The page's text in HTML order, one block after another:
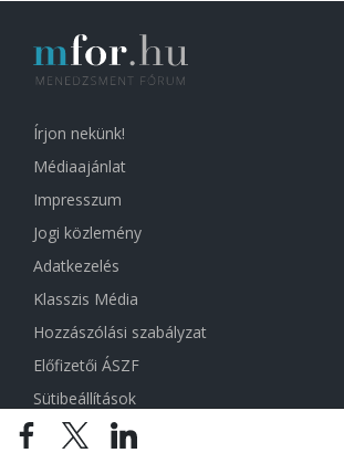
Írjon nekünk!
Médiaajánlat
Impresszum
Jogi közlemény
Adatkezelés
Klasszis Média
Hozzászólási szabályzat
Előfizetői ÁSZF
Sütibeállítások